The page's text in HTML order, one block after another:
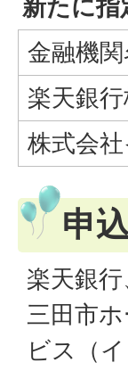
新たに指
金融機関
楽天銀
株式会
申
楽天銀
三田市
ビス（